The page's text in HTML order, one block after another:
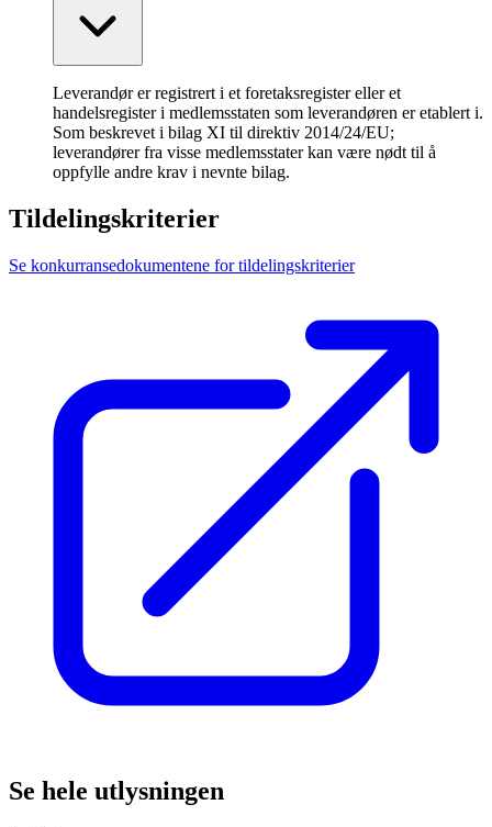
Leverandør er registrert i et foretaksregister eller et
handelsregister i medlemsstaten som leverandøren er etablert i.
Som beskrevet i bilag XI til direktiv 2014/24/EU;
leverandører fra visse medlemsstater kan være nødt til å
oppfylle andre krav i nevnte bilag.
Tildelingskriterier
Se konkurransedokumentene for tildelingskriterier
Se hele utlysningen